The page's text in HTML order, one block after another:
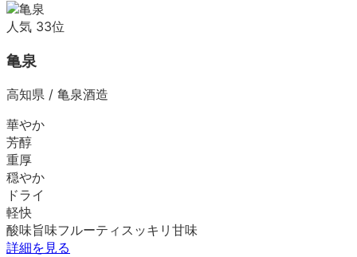
人気 33位
亀泉
高知県 / 亀泉酒造
華やか
芳醇
重厚
穏やか
ドライ
軽快
酸味旨味フルーティ スッキリ 甘味
詳細を見る